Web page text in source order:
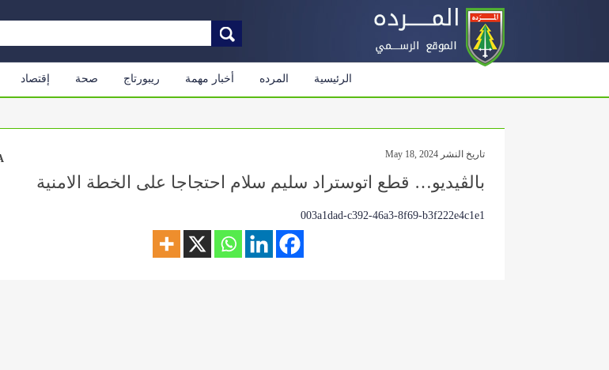
الرئيسية المرده أخبار مهمة ريبورتاج صحة إقتصاد
تاريخ النشر May 18, 2024
بالڤيديو… قطع اتوستراد سليم سلام احتجاجا على الخطة الامنية
003a1dad-c392-46a3-8f69-b3f222e4c1e1